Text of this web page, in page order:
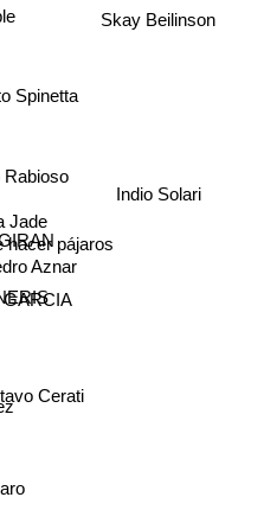
Spinetta
GARCIA
Jade
Rabioso
hacer pájaros
Aznar
Cerati
Indio Solari
Skay Beilinson